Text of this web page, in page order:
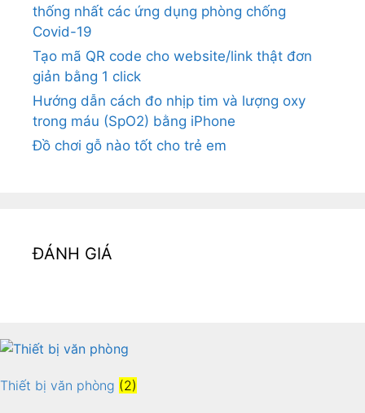
thống nhất các ứng dụng phòng chống
Covid-19
Tạo mã QR code cho website/link thật đơn
giản bằng 1 click
Hướng dẫn cách đo nhịp tim và lượng oxy
trong máu (SpO2) bằng iPhone
Đồ chơi gỗ nào tốt cho trẻ em
ĐÁNH GIÁ
Thiết bị văn phòng (2)